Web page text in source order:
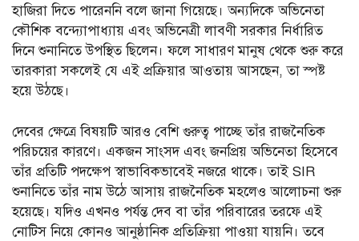
হাজিরা দিতে পারেননি বলে জানা গিয়েছে। অন্যদিকে অভিনেতা
কৌশিক বন্দ্যোপাধ্যায় এবং অভিনেত্রী লাবণী সরকার নির্ধারিত
দিনে শুনানিতে উপস্থিত ছিলেন। ফলে সাধারণ মানুষ থেকে শুরু করে
তারকারা সকলেই যে এই প্রক্রিয়ার আওতায় আসছেন, তা স্পষ্ট
হয়ে উঠছে।
দেবের ক্ষেত্রে বিষয়টি আরও বেশি গুরুত্ব পাচ্ছে তাঁর রাজনৈতিক
পরিচয়ের কারণে। একজন সাংসদ এবং জনপ্রিয় অভিনেতা হিসেবে
তাঁর প্রতিটি পদক্ষেপ স্বাভাবিকভাবেই নজরে থাকে। তাই SIR
শুনানিতে তাঁর নাম উঠে আসায় রাজনৈতিক মহলেও আলোচনা শুরু
হয়েছে। যদিও এখনও পর্যন্ত দেব বা তাঁর পরিবারের তরফে এই
নোটিস নিয়ে কোনও আনুষ্ঠানিক প্রতিক্রিয়া পাওয়া যায়নি। তবে